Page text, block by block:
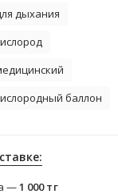
дыхания
баллон
—1 000тг